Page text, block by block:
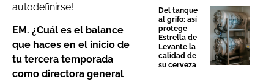
autodefinirse!
EM. ¿Cuál es el balance
que haces en el inicio de
tu tercera temporada
como directora general
Del tanque
al grifo: así
protege
Estrella de
Levante la
calidad de
su cerveza